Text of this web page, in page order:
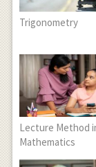
Trigonometry
Lecture Method
Mathematics